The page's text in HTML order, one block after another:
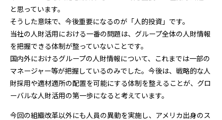
と思っています。
そうした意味で、今後重要になるのが「人的投資」です。
当社の人財活用における一番の問題は、グループ全体の人財情報
を把握できる体制が整っていないことです。
国内外におけるグループの人財情報について、これまでは一部の
マネージャー等が把握しているのみでした。今後は、戦略的な人
財採用や適材適所の配置を可能にする体制を整えることが、グロ
ーバルな人財活用の第一歩になると考えています。
今回の組織改革以外にも人員の異動を実施し、アメリカ出身のス